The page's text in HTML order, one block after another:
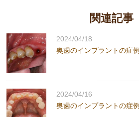
関連記事
2024/04/18
奥歯のインプラントの症例
2024/04/16
奥歯のインプラントの症例